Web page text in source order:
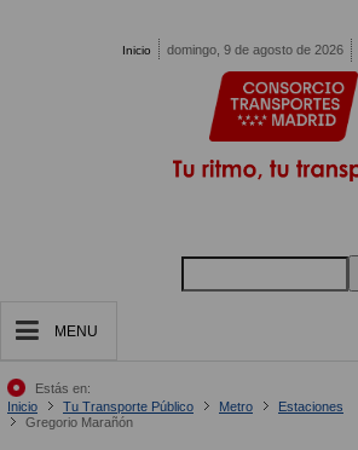
Inicio domingo, 9 de agosto de 2026
MENU
Estás en:
Inicio
Tu Transporte Público Metro
Estaciones
Gregorio Marañón